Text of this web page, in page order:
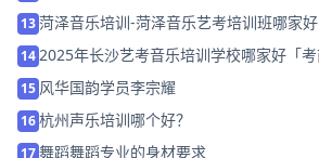
13菏泽音乐培训-菏泽音乐艺考培训班哪家好
14 2025年长沙艺考音乐培训学校哪家好「考
15 风华国韵学员李宗耀
16杭州声乐培训哪个好？
17舞蹈舞蹈专业的身材要求